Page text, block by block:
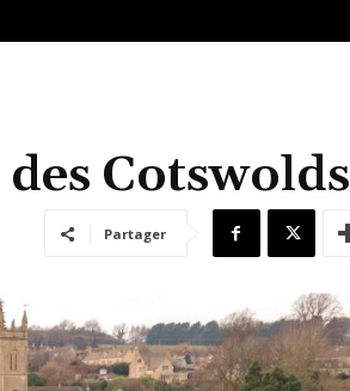
Cotswolds
Partager